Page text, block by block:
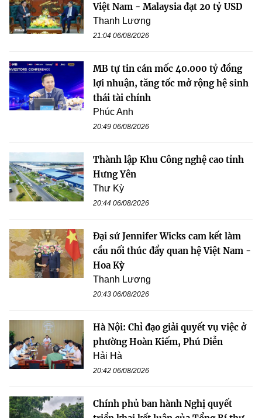
Việt Nam - Malaysia đạt 20 tỷ USD
Thanh Lương
21:04 06/08/2026
MB tự tin cán mốc 40.000 tỷ đồng
lợi nhuận, tăng tốc mở rộng hệ sinh
thái tài chính
Phúc Anh
20:49 06/08/2026
Thành lập Khu Công nghệ cao tỉnh
Hưng Yên
Thư Kỳ
20:44 06/08/2026
Đại sứ Jennifer Wicks cam kết làm
cầu nối thúc đẩy quan hệ Việt Nam -
Hoa Kỳ
Thanh Lương
20:43 06/08/2026
Hà Nội: Chỉ đạo giải quyết vụ việc ở
phường Hoàn Kiếm, Phú Diễn
Hải Hà
20:42 06/08/2026
Chính phủ ban hành Nghị quyết